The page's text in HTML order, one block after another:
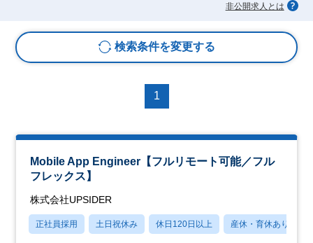
非公開求人とは
検索条件を変更する
1
Mobile App Engineer【フルリモート可能／フル
フレックス】
株式会社UPSIDER
正社員採用 土日祝休み 休日120日以上 産休・育休あり